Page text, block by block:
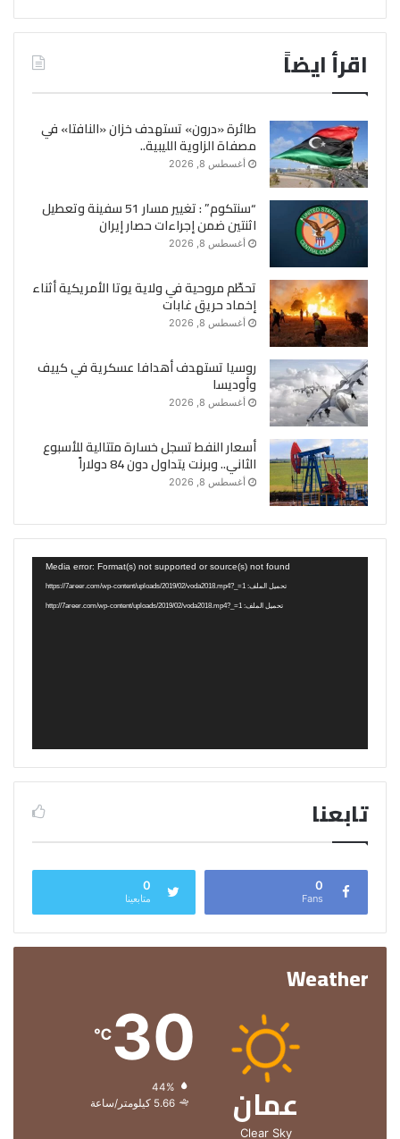
اقرأ ايضاً
طائرة «درون» تستهدف خزان «النافتا» في
مصفاة الزاوية الليبية..
أغسطس 8, 2026
“سنتكوم” : تغيير مسار 51 سفينة وتعطيل
اثنتين ضمن إجراءات حصار إيران
أغسطس 8, 2026
تحطّم مروحية في ولاية يوتا الأمريكية أثناء
إخماد حريق غابات
أغسطس 8, 2026
روسيا تستهدف أهدافا عسكرية في كييف
وأوديسا
أغسطس 8, 2026
أسعار النفط تسجل خسارة متتالية للأسبوع
الثاني.. وبرنت يتداول دون 84 دولاراً
أغسطس 8, 2026
Media error: Format(s) not supported or source(s) not found
تحميل الملف: https://7areer.com/wp-content/uploads/2019/02/voda2018.mp4?_=1
تحميل الملف: http://7areer.com/wp-content/uploads/2019/02/voda2018.mp4?_=1
تابعنا
0
Fans
0
متابعينا
Weather
عمان
Clear Sky
30
℃
الرطوبة:
الرياح:5.66 كيلومتر/ساعة